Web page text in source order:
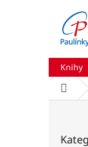
Knihy